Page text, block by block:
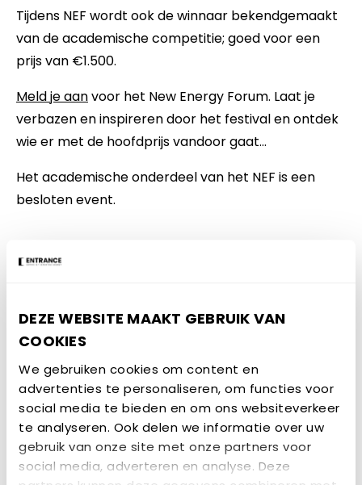
DEZE WEBSITE MAAKT GEBRUIK VAN
COOKIES
We gebruiken cookies om content en
advertenties te personaliseren, om functies voor
social media te bieden en om ons websiteverkeer
te analyseren. Ook delen we informatie over uw
gebruik van onze site met onze partners voor
social media, adverteren en analyse. Deze
Tijdens NEF wordt ook de winnaar bekendgemaakt
van de academische competitie; goed voor een
prijs van €1.500.
Meld je aanvoor het New Energy Forum. Laat je
verbazen en inspireren door het festival en ontdek
wie er met de hoofdprijs vandoor gaat…
Het academische onderdeel van het NEF is een
besloten event.
GERELATEERD
25 SEPTEMBER 2026